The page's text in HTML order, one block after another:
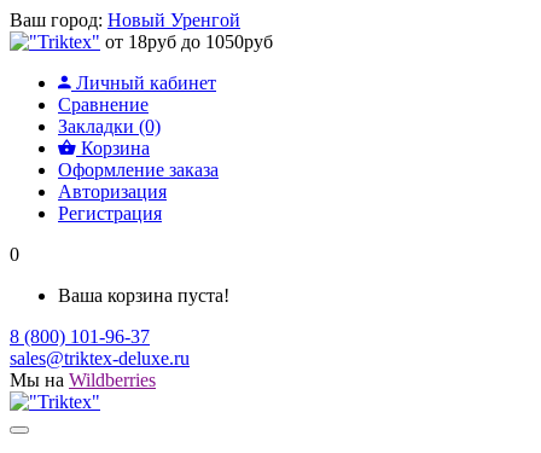
Ваш город: Новый Уренгой
от 18руб до 1050руб
Личный кабинет
Сравнение
Закладки (0)
Корзина
Оформление заказа
Авторизация
Регистрация
0
Ваша корзина пуста!
8 (800) 101-96-37
sales@triktex-deluxe.ru
Мы на Wildberries